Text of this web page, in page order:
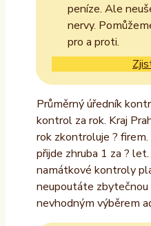
peníze. Ale
nervy.
pro a proti.
Průměrný úředník
kontrol za rok. Kraj
rok zkontroluje ?
přijde zhruba 1 za ?
namátkové kontroly
neupoutáte
nevhodným výběrem